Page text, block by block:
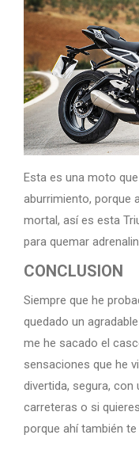
Esta es una moto
aburrimiento, porque
mortal, así es esta
para quemar
CONCLUSION
Siempre que he
quedado un
me he sacado el
sensaciones que he
divertida, segura,
carreteras o si
porque ahí también